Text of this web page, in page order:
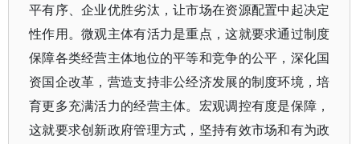
平有序、企业优胜劣汰，让市场在资源配置中起决定
性作用。微观主体有活力是重点，这就要求通过制度
保障各类经营主体地位的平等和竞争的公平，深化国
资国企改革，营造支持非公经济发展的制度环境，培
育更多充满活力的经营主体。宏观调控有度是保障，
这就要求创新政府管理方式，坚持有效市场和有为政